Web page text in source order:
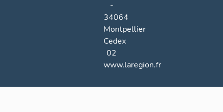
-
34064
Montpellier
Cedex
02
www.laregion.fr